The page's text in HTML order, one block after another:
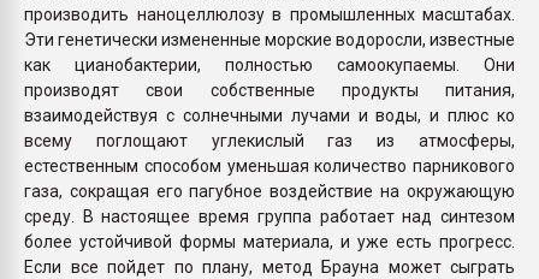
производить наноцеллюлозу в промышленных масштабах.
Эти генетически измененные морские водоросли, известные
как цианобактерии, полностью самоокупаемы. Они
производят свои собственные продукты питания,
взаимодействуя с солнечными лучами и воды, и плюс ко
всему поглощают углекислый газ из атмосферы,
естественным способом уменьшая количество парникового
газа, сокращая его пагубное воздействие на окружающую
среду. В настоящее время группа работает над синтезом
более устойчивой формы материала, и уже есть прогресс.
Если все пойдет по плану, метод Брауна может сыграть